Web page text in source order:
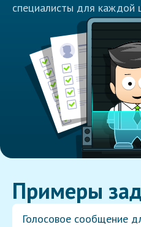
специалисты для каждой
Примеры
Голосовое сообщение